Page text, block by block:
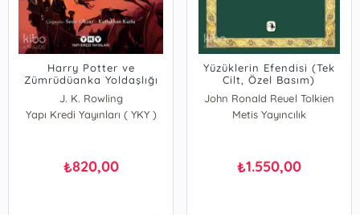
Harry Potter ve
Zümrüdüanka Yoldaşlığı
(5. Kitap)
J. K. Rowling
Yapı Kredi Yayınları ( YKY )
₺820,00
Yüzüklerin Efendisi (Tek
Cilt, Özel Basım)
John Ronald Reuel Tolkien
Metis Yayıncılık
₺1.550,00